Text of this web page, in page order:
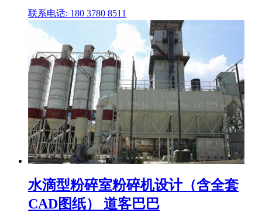
联系电话: 180 3780 8511
水滴型粉碎室粉碎机设计（含全套
CAD图纸） 道客巴巴